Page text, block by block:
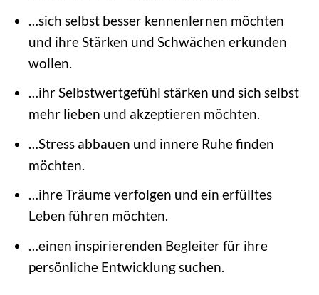
…sich selbst besser kennenlernen möchten
und ihre Stärken und Schwächen erkunden
wollen.
…ihr Selbstwertgefühl stärken und sich selbst
mehr lieben und akzeptieren möchten.
…Stress abbauen und innere Ruhe finden
möchten.
…ihre Träume verfolgen und ein erfülltes
Leben führen möchten.
…einen inspirierenden Begleiter für ihre
persönliche Entwicklung suchen.